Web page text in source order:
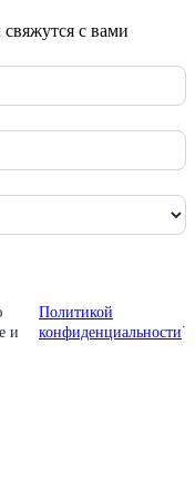
с вами
и
Политикой
конфиденциальности